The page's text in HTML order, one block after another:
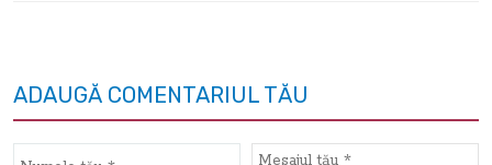
ADAUGĂ COMENTARIUL TĂU